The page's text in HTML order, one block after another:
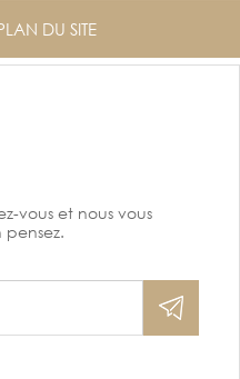
DU SITE
vous et nous vous